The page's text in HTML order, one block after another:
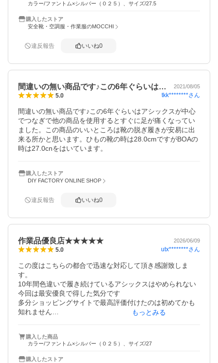
カラー/ファントム×シルバー（０２５）、サイズ/27.5
購入したストア
安全靴・空調服・作業服のMOCCHI
違反報告 いいね0
間違いの無い商品です♪この6年ぐらいは… 2021/08/05
5.0 tkk********さん
間違いの無い商品です♪この6年ぐらいはアシックスが中心
でつなぎで他の商品を使用するとすぐに足が痛くなってい
ました。この商品のいいところは靴の脱ぎ履きが安易に出
来る所かと思います。ひもの靴の時は28.0cmですがBOAの
時は27.0cnをはいています。
購入したストア
DIY FACTORY ONLINE SHOP
違反報告 いいね0
作業品優良店★★★★★ 2026/06/09
5.0 utx********さん
この度はこちらの都合で迅速な対応して頂き感謝致しま
す。
10年間色違いで履き続けているアシックスはやめられない
今回は最安優良で得した気分です
多分ショッピングサイトで最高評価付けたのは初めてかも
知れません
もっとみる
購入した商品
カラー/ファントム×シルバー（０２５）、サイズ/27
購入したストア